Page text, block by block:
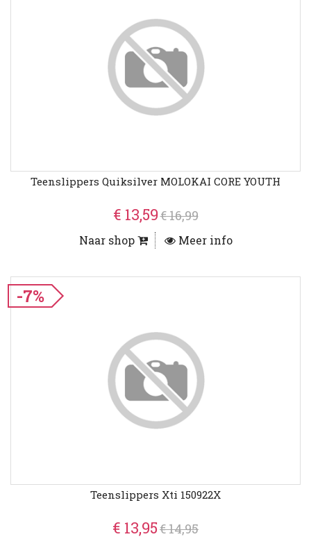
Teenslippers Quiksilver MOLOKAI CORE YOUTH
€ 13,59€ 16,99
Naar shop Meer info
-7%
Teenslippers Xti 150922X
€ 13,95€ 14,95